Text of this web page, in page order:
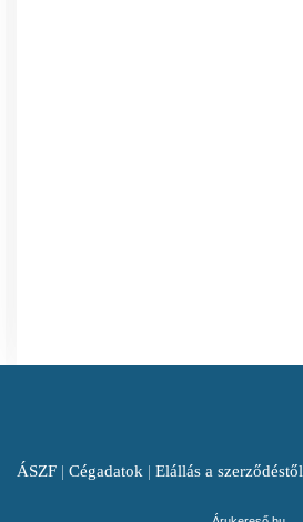
ÁSZF | Cégadatok | Elállás a szerződéstől